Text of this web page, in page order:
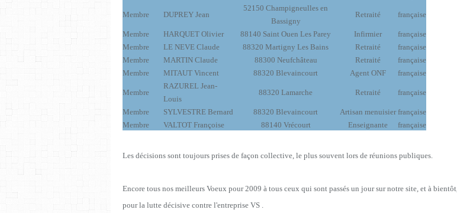
Membre DUPREY Jean
52150 Champigneulles en
Bassigny
Retraité française
Membre HARQUET Olivier 88140 Saint Ouen Les Parey Infirmier
française
Membre
LE NEVE Claude 88320 Martigny Les Bains Retraité
française
Membre
MARTIN Claude 88300 Neufchâteau Retraité
française
Membre
MITAUT Vincent 88320 Blevaincourt Agent ONF française
Membre
RAZUREL Jean-
Louis
88320 Lamarche Retraité française
Membre SYLVESTRE Bernard 88320 Blevaincourt Artisan menuisier française
Membre
VALTOT Françoise 88140 Vrécourt Enseignante française
Les décisions sont toujours prises de façon collective, le plus souvent lors de réunions publiques.
Encore tous nos meilleurs Voeux pour 2009 à tous ceux qui sont passés un jour sur notre site, et à bientôt,
pour la lutte décisive contre l'entreprise VS .